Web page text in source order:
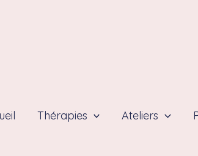
Thérapies Ateliers